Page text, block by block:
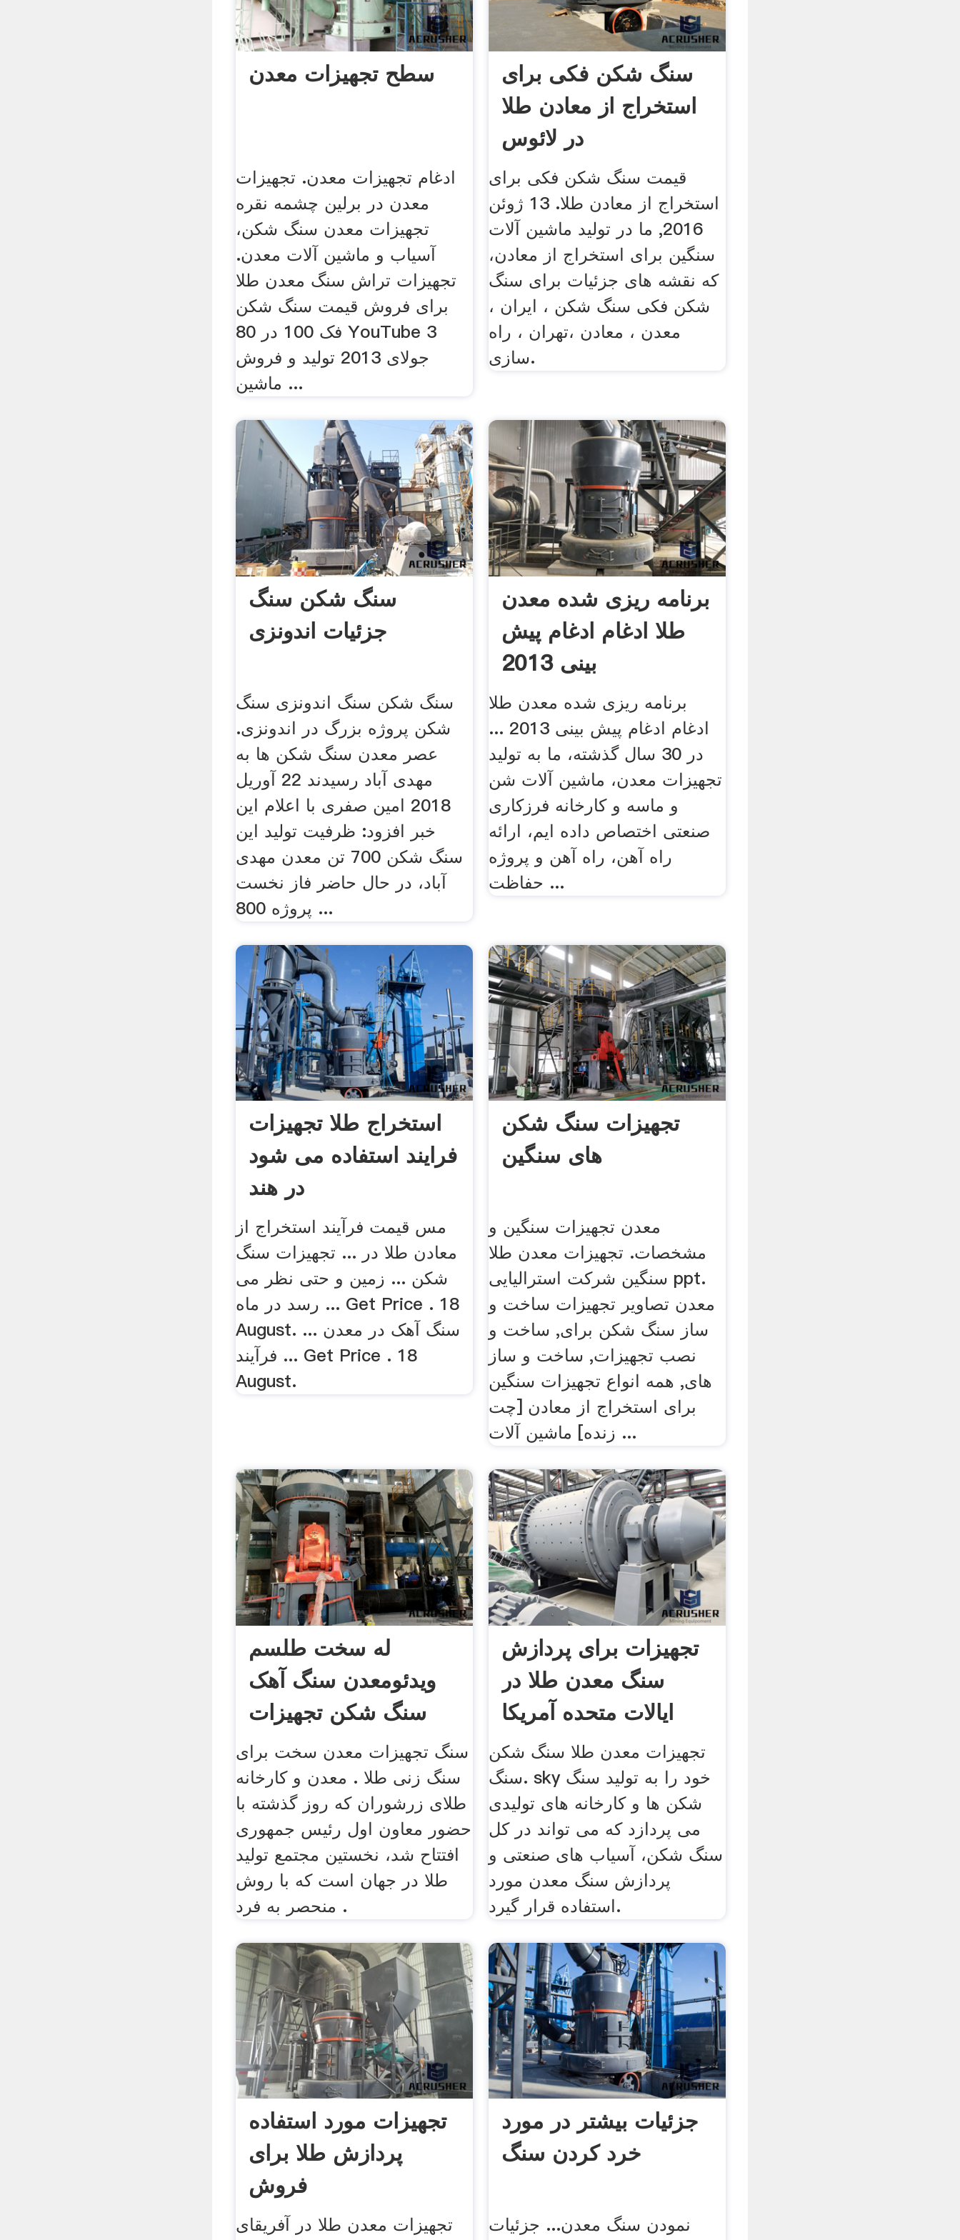
سطح تجهیزات معدن
ادغام تجهیزات معدن. تجهیزات
معدن در برلین چشمه نقره
تجهیزات معدن سنگ شکن،
آسیاب و ماشین آلات معدن.
تجهیزات تراش سنگ معدن طلا
برای فروش قیمت سنگ شکن
فک 100 در 80 YouTube 3
جولای 2013 تولید و فروش
ماشین ...
سنگ شکن فکی برای
استخراج از معادن طلا
در لائوس
قیمت سنگ شکن فکی برای
استخراج از معادن طلا. 13 ژوئن
2016, ما در تولید ماشین آلات
سنگین برای استخراج از معادن،
که نقشه های جزئیات برای سنگ
شکن فکی سنگ شکن ، ایران ،
معدن ، معادن ،تهران ، راه
سازی.
سنگ شکن سنگ
جزئیات اندونزی
سنگ شکن سنگ اندونزی سنگ
شکن پروژه بزرگ در اندونزی.
عصر معدن سنگ شکن ها به
مهدى آباد رسیدند 22 آوريل
2018 امین صفری با اعلام این
خبر افزود: ظرفیت تولید این
سنگ شکن 700 تن معدن مهدی
آباد، در حال حاضر فاز نخست
پروژه 800 ...
برنامه ریزی شده معدن
طلا ادغام ادغام پیش
بینی 2013
برنامه ریزی شده معدن طلا
ادغام ادغام پیش بینی 2013 ...
در 30 سال گذشته، ما به تولید
تجهیزات معدن، ماشین آلات شن
و ماسه و کارخانه فرزکاری
صنعتی اختصاص داده ایم، ارائه
راه آهن، راه آهن و پروژه
حفاظت ...
استخراج طلا تجهیزات
فرایند استفاده می شود
در هند
مس قیمت فرآیند استخراج از
معادن طلا در ... تجهیزات سنگ
شکن ... زمین و حتی نظر می
رسد در ماه ... Get Price . 18
August. ... سنگ آهک در معدن
فرآیند ... Get Price . 18
August.
تجهیزات سنگ شکن
های سنگین
معدن تجهیزات سنگین و
مشخصات. تجهیزات معدن طلا
سنگین شرکت استرالیایی ppt.
معدن تصاویر تجهیزات ساخت و
ساز سنگ شکن برای, ساخت و
نصب تجهیزات, ساخت و ساز
های, همه انواع تجهیزات سنگین
برای استخراج از معادن [چت
زنده] ماشین آلات ...
له سخت طلسم
ویدئومعدن سنگ آهک
سنگ شکن تجهیزات
سنگ تجهیزات معدن سخت برای
سنگ زنی طلا . معدن و کارخانه
طلای زرشوران که روز گذشته با
حضور معاون اول رئیس جمهوری
افتتاح شد، نخستین مجتمع تولید
طلا در جهان است که با روش
منحصر به فرد .
تجهیزات برای پردازش
سنگ معدن طلا در
ایالات متحده آمریکا
تجهیزات معدن طلا سنگ شکن
سنگ. sky خود را به تولید سنگ
شکن ها و کارخانه های تولیدی
می پردازد که می تواند در کل
سنگ شکن، آسیاب های صنعتی و
پردازش سنگ معدن مورد
استفاده قرار گیرد.
تجهیزات مورد استفاده
پردازش طلا برای
فروش
تجهیزات معدن طلا در آفریقای
جزئیات بیشتر در مورد
خرد کردن سنگ
نمودن سنگ معدن... جزئیات